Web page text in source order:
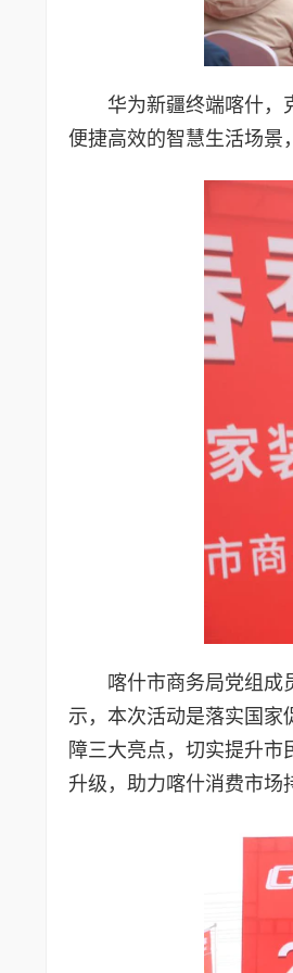
华为新疆终端喀什，
便捷高效的智慧生活场景
喀什市商务局党组成
示，本次活动是落实国家
障三大亮点，切实提升
升级，助力喀什消费市场